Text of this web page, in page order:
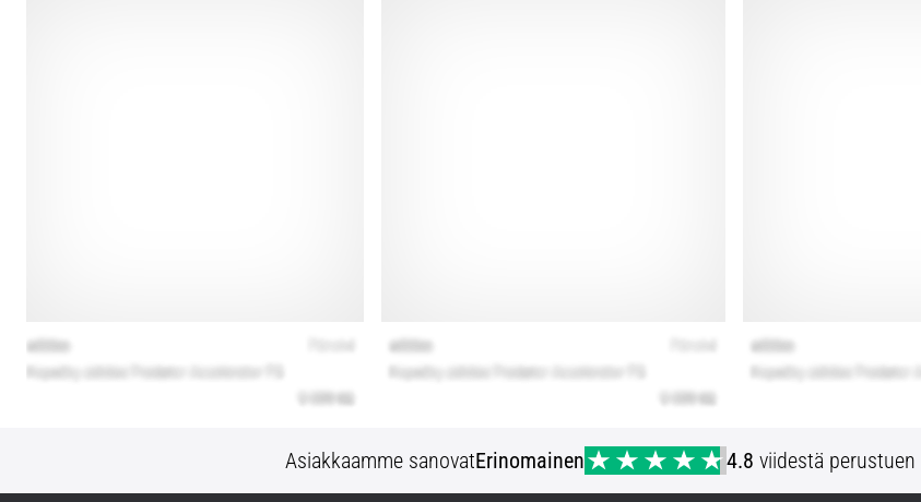
Asiakkaamme sanovatErinomainen 4.8 viidestä perustuen